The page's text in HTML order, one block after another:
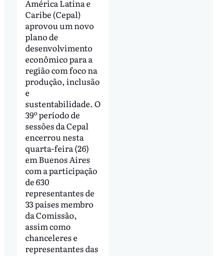
América Latina e
Caribe (Cepal)
aprovou um novo
plano de
desenvolvimento
econômico para a
região com foco na
produção, inclusão
e
sustentabilidade. O
39º período de
sessões da Cepal
encerrou nesta
quarta-feira (26)
em Buenos Aires
com a participação
de 630
representantes de
33 países membro
da Comissão,
assim como
chanceleres e
representantes das